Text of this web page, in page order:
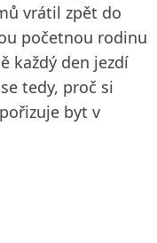
vrátil zpět do
početnou rodinu
každý den jezdí
tedy, proč si
byt v